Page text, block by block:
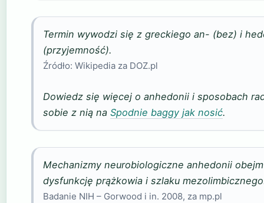
Termin wywodzi się z greckiego an- (bez) i
(przyjemność).
Źródło: Wikipedia za DOZ.pl
Dowiedz się więcej o anhedonii i sposobach
sobie z nią na Spodnie baggy jak nosić.
Mechanizmy neurobiologiczne anhedonii
dysfunkcję prążkowia i szlaku
Badanie NIH – Gorwood i in. 2008, za mp.pl